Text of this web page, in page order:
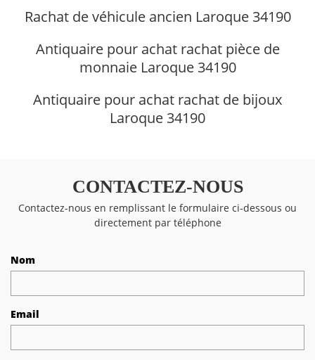
Rachat de véhicule ancien Laroque 34190
Antiquaire pour achat rachat pièce de
monnaie Laroque 34190
Antiquaire pour achat rachat de bijoux
Laroque 34190
CONTACTEZ-NOUS
Contactez-nous en remplissant le formulaire ci-dessous ou
directement par téléphone
Nom
Email